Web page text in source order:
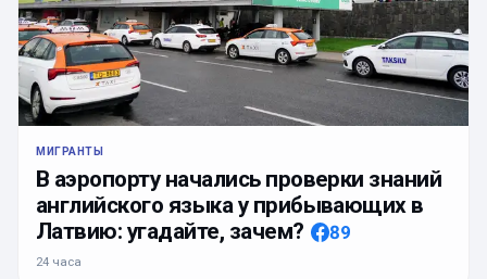
МИГРАНТЫ
В аэропорту начались проверки знаний
английского языка у прибывающих в
Латвию: угадайте, зачем?
89
24 часа